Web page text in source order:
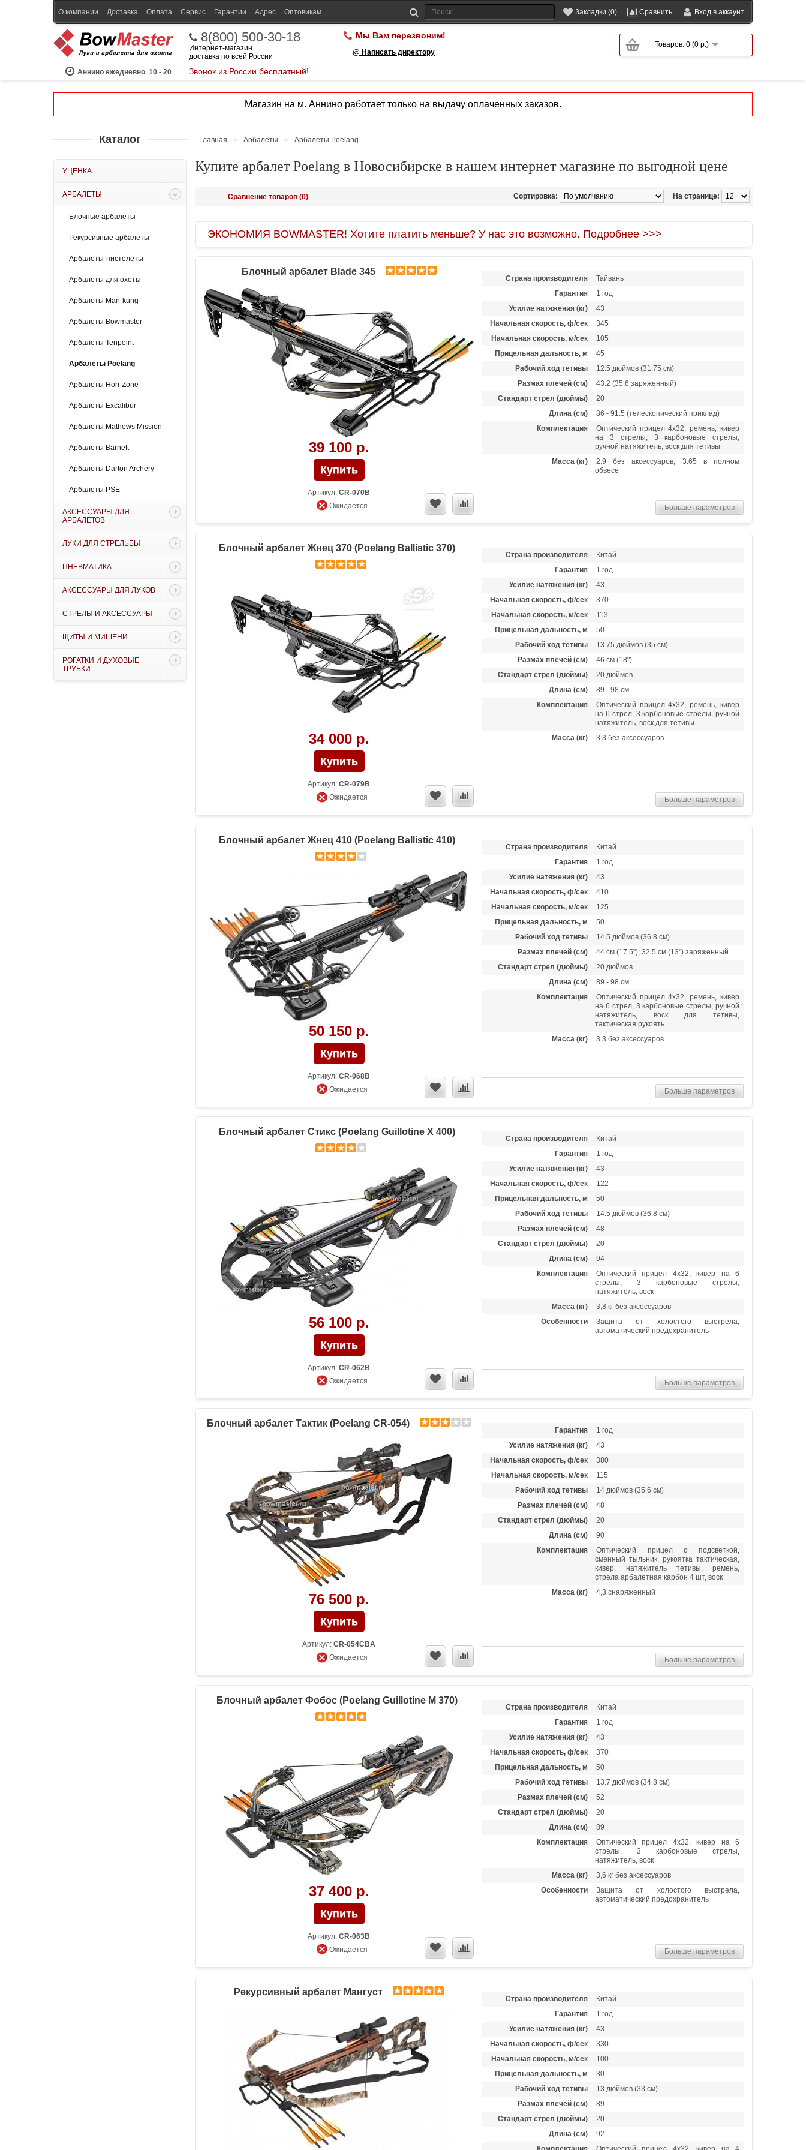
Закладки (0) Сравнить Вход в аккаунт
О компании Доставка Оплата Сервис Гарантии Адрес Оптовикам
Аннино ежедневно 10 - 20
8(800) 500-30-18
Интернет-магазин
доставка по всей России
Звонок из России бесплатный!
Мы Вам перезвоним!
@ Написать директору
Товаров: 0 (0 р.)
Магазин на м. Аннино работает только на выдачу оплаченных заказов.
Каталог
УЦЕНКА
АРБАЛЕТЫ
Блочные арбалеты
Рекурсивные арбалеты
Арбалеты-пистолеты
Арбалеты для охоты
Арбалеты Man-kung
Арбалеты Bowmaster
Арбалеты Tenpoint
Арбалеты Poelang
Арбалеты Hori-Zone
Арбалеты Excalibur
Арбалеты Mathews Mission
Арбалеты Barnett
Арбалеты Darton Archery
Арбалеты PSE
АКСЕССУАРЫ ДЛЯ
АРБАЛЕТОВ
ЛУКИ ДЛЯ СТРЕЛЬБЫ
ПНЕВМАТИКА
АКСЕССУАРЫ ДЛЯ ЛУКОВ
СТРЕЛЫ И АКСЕССУАРЫ
ЩИТЫ И МИШЕНИ
РОГАТКИ И ДУХОВЫЕ
ТРУБКИ
Главная » Арбалеты » Арбалеты Poelang
Купите арбалет Poelang в Новосибирске в нашем интернет магазине по выгодной цене
На странице:
Сравнение товаров (0) Сортировка:
ЭКОНОМИЯ BOWMASTER! Хотите платить меньше? У нас это возможно. Подробнее >>>
Блочный арбалет Blade 345
39 100 р.
Артикул: CR-070B
Ожидается
Страна производителя
Тайвань
Гарантия
1 год
Усилие натяжения (кг)
43
Начальная скорость, ф/сек
345
Начальная скорость, м/сек
105
Прицельная дальность, м
45
Рабочий ход тетивы
12.5 дюймов (31.75 см)
Размах плечей (см)
43.2 (35.6 заряженный)
Стандарт стрел (дюймы)
20
Длина (см)
86 - 91.5 (телескопический приклад)
Комплектация
Оптический прицел 4х32, ремень, кивер
на 3 стрелы, 3 карбоновые стрелы,
ручной натяжитель, воск для тетивы
Масса (кг)
2.9 без аксессуаров, 3.65 в полном
обвесе
Больше параметров
Блочный арбалет Жнец 370 (Poelang Ballistic 370)
34 000 р.
Артикул: CR-079B
Ожидается
Страна производителя
Китай
Гарантия
1 год
Усилие натяжения (кг)
43
Начальная скорость, ф/сек
370
Начальная скорость, м/сек
113
Прицельная дальность, м
50
Рабочий ход тетивы
13.75 дюймов (35 см)
Размах плечей (см)
46 см (18")
Стандарт стрел (дюймы)
20 дюймов
Длина (см)
89 - 98 см
Комплектация
Оптический прицел 4х32, ремень, кивер
на 6 стрел, 3 карбоновые стрелы, ручной
натяжитель, воск для тетивы
Масса (кг)
3.3 без аксессуаров
Больше параметров
Блочный арбалет Жнец 410 (Poelang Ballistic 410)
50 150 р.
Артикул: CR-068B
Ожидается
Страна производителя
Китай
Гарантия
1 год
Усилие натяжения (кг)
43
Начальная скорость, ф/сек
410
Начальная скорость, м/сек
125
Прицельная дальность, м
50
Рабочий ход тетивы
14.5 дюймов (36.8 см)
Размах плечей (см)
44 см (17.5"); 32.5 см (13") заряженный
Стандарт стрел (дюймы)
20 дюймов
Длина (см)
89 - 98 см
Комплектация
Оптический прицел 4х32, ремень, кивер
на 6 стрел, 3 карбоновые стрелы, ручной
натяжитель, воск для тетивы,
тактическая рукоять
Масса (кг)
3.3 без аксессуаров
Больше параметров
Блочный арбалет Стикс (Poelang Guillotine X 400)
56 100 р.
Артикул: CR-062B
Ожидается
Страна производителя
Китай
Гарантия
1 год
Усилие натяжения (кг)
43
Начальная скорость, ф/сек
122
Прицельная дальность, м
50
Рабочий ход тетивы
14.5 дюймов (36.8 см)
Размах плечей (см)
48
Стандарт стрел (дюймы)
20
Длина (см)
94
Комплектация
Оптический прицел 4х32, кивер на 6
стрелы, 3 карбоновые стрелы,
натяжитель, воск
Масса (кг)
3,8 кг без аксессуаров
Особенности
Защита от холостого выстрела,
автоматический предохранитель
Больше параметров
Блочный арбалет Тактик (Poelang CR-054)
76 500 р.
Артикул: CR-054CBA
Ожидается
Гарантия
1 год
Усилие натяжения (кг)
43
Начальная скорость, ф/сек
380
Начальная скорость, м/сек
115
Рабочий ход тетивы
14 дюймов (35.6 см)
Размах плечей (см)
48
Стандарт стрел (дюймы)
20
Длина (см)
90
Комплектация
Оптический прицел с подсветкой,
сменный тыльник, рукоятка тактическая,
кивер, натяжитель тетивы, ремень,
стрела арбалетная карбон 4 шт, воск
Масса (кг)
4,3 снаряженный
Больше параметров
Блочный арбалет Фобос (Poelang Guillotine M 370)
37 400 р.
Артикул: CR-063B
Ожидается
Страна производителя
Китай
Гарантия
1 год
Усилие натяжения (кг)
43
Начальная скорость, ф/сек
370
Прицельная дальность, м
50
Рабочий ход тетивы
13.7 дюймов (34.8 см)
Размах плечей (см)
52
Стандарт стрел (дюймы)
20
Длина (см)
89
Комплектация
Оптический прицел 4х32, кивер на 6
стрелы, 3 карбоновые стрелы,
натяжитель, воск
Масса (кг)
3,6 кг без аксессуаров
Особенности
Защита от холостого выстрела,
автоматический предохранитель
Больше параметров
Рекурсивный арбалет Мангуст
Страна производителя
Китай
Гарантия
1 год
Усилие натяжения (кг)
43
Начальная скорость, ф/сек
330
Начальная скорость, м/сек
100
Прицельная дальность, м
30
Рабочий ход тетивы
13 дюймов (33 см)
Размах плечей (см)
89
Стандарт стрел (дюймы)
20
Длина (см)
92